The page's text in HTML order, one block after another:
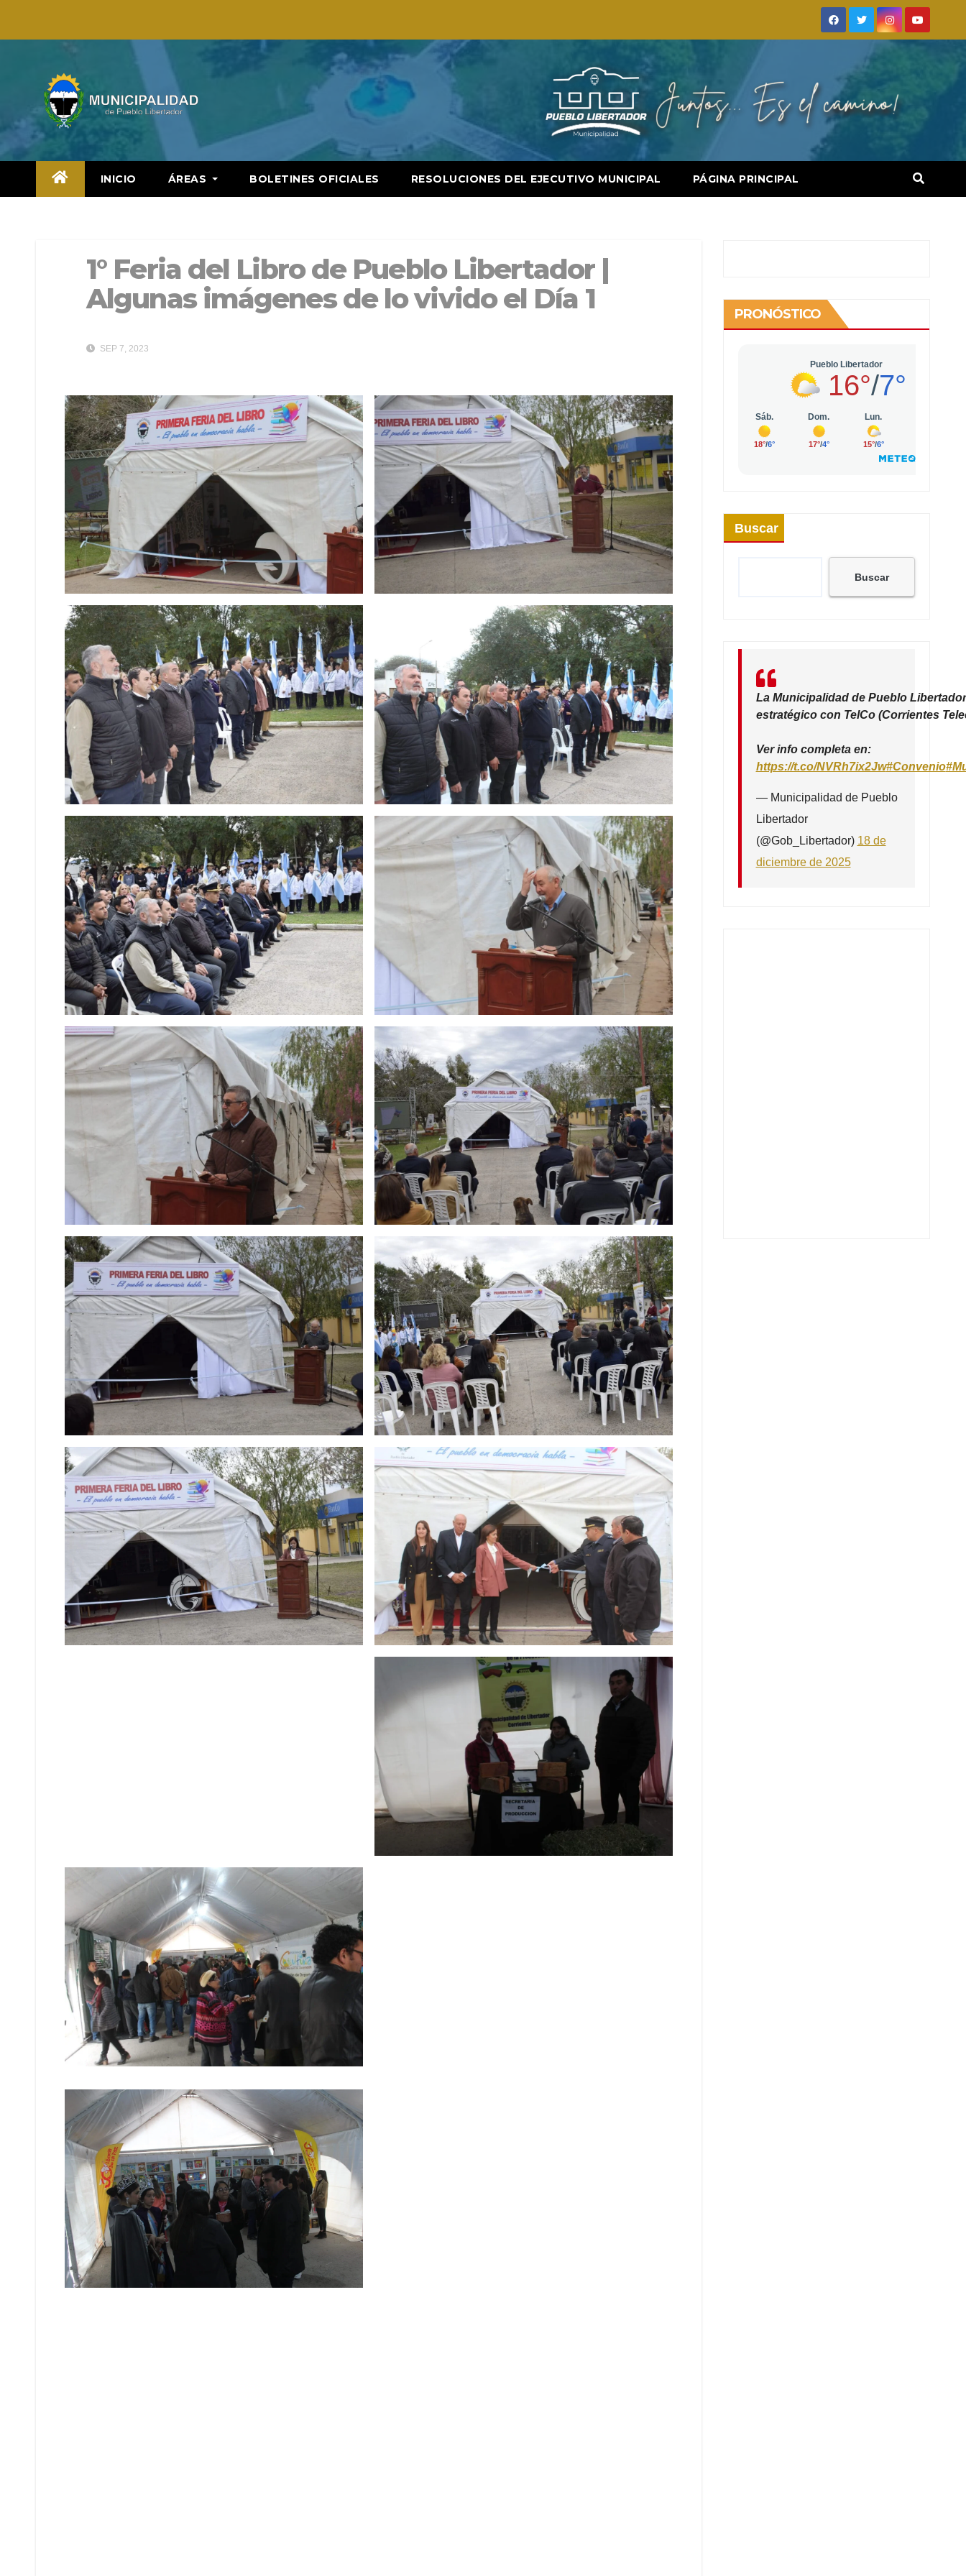
INICIO ÁREAS BOLETINES OFICIALES RESOLUCIONES DEL EJECUTIVO MUNICIPAL PÁGINA PRINCIPAL
1° Feria del Libro de Pueblo Libertador |
Algunas imágenes de lo vivido el Día 1
SEP 7, 2023
PRONÓSTICO
Buscar
Buscar
La Municipalidad de Pueblo
estratégico con TelCo (Corrientes
Ver info completa en:
https://t.co/NVRh7ix2Jw#Convenio
— Municipalidad de Pueblo
Libertador
(@Gob_Libertador) 18 de
diciembre de 2025